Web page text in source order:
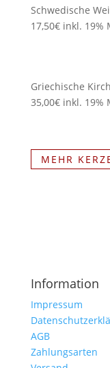
Schwedische
17,50€ inkl. 19%
Griechische
35,00€ inkl. 19%
MEHR
Information
Impressum
AGB
Zahlungsarten